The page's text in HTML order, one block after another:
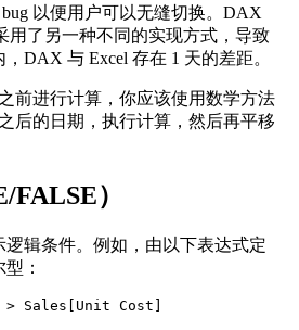
以便用户可以无缝切换。DAX
用了另一种不同的实现方式，导致
DAX 与 Excel 存在 1 天的差距。
前进行计算，你应该使用数学方法
后的日期，执行计算，然后再平移
）
辑条件。例如，由以下表达式定
：
Sales[Unit Cost]